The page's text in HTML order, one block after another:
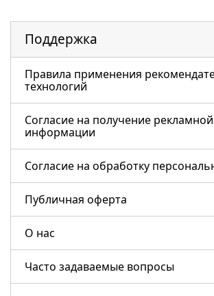
Поддержка
Правила применения
технологий
Согласие на получение рекламной
информации
Согласие на обработку
Публичная оферта
О нас
Часто задаваемые вопросы